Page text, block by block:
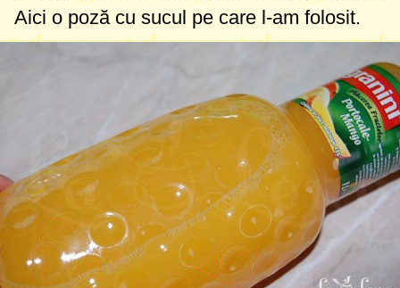
Aici o poză cu sucul pe care l-am folosit.